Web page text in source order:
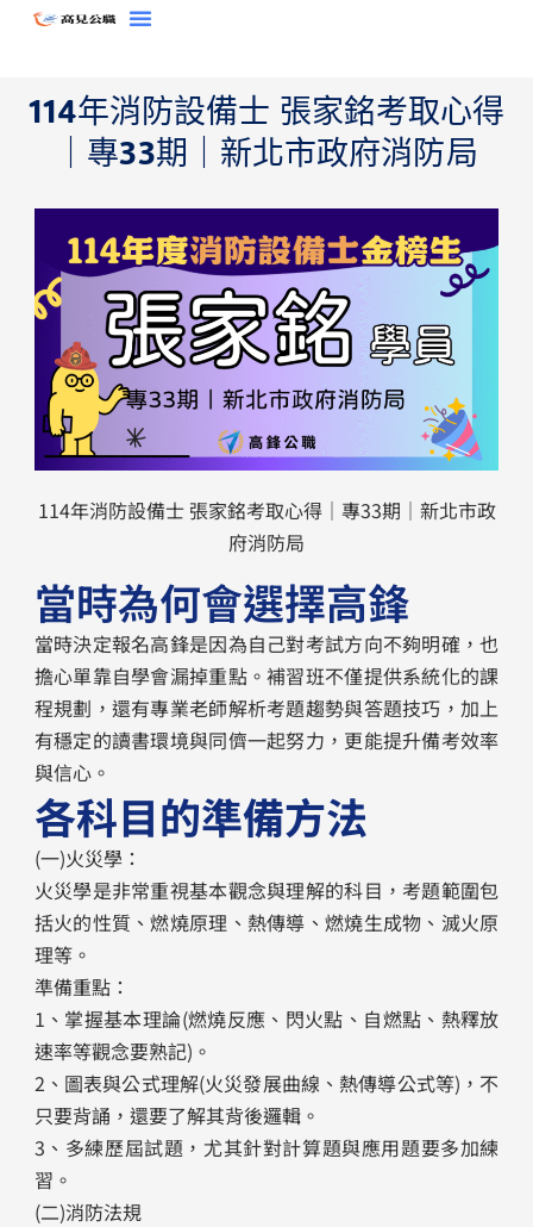
114年消防設備士 張家銘考取心得
｜專33期｜新北市政府消防局
114年消防設備士 張家銘考取心得｜專33期｜新北市政
府消防局
當時為何會選擇高鋒
當時決定報名高鋒是因為自己對考試方向不夠明確，也
擔心單靠自學會漏掉重點。補習班不僅提供系統化的課
程規劃，還有專業老師解析考題趨勢與答題技巧，加上
有穩定的讀書環境與同儕一起努力，更能提升備考效率
與信心。
各科目的準備方法
(一)火災學：
火災學是非常重視基本觀念與理解的科目，考題範圍包
括火的性質、燃燒原理、熱傳導、燃燒生成物、滅火原
理等。
準備重點：
1、掌握基本理論(燃燒反應、閃火點、自燃點、熱釋放
速率等觀念要熟記)。
2、圖表與公式理解(火災發展曲線、熱傳導公式等)，不
只要背誦，還要了解其背後邏輯。
3、多練歷屆試題，尤其針對計算題與應用題要多加練
習。
(二)消防法規